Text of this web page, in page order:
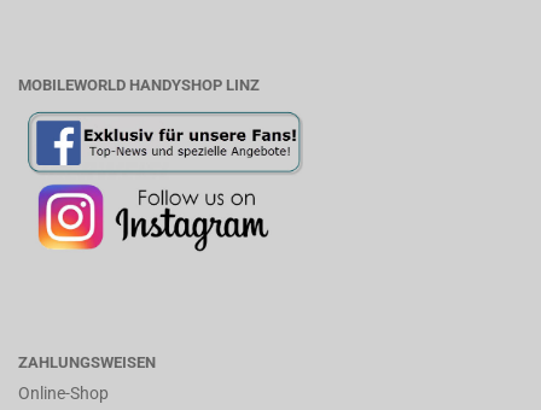
MOBILEWORLD HANDYSHOP LINZ
ZAHLUNGSWEISEN
Online-Shop